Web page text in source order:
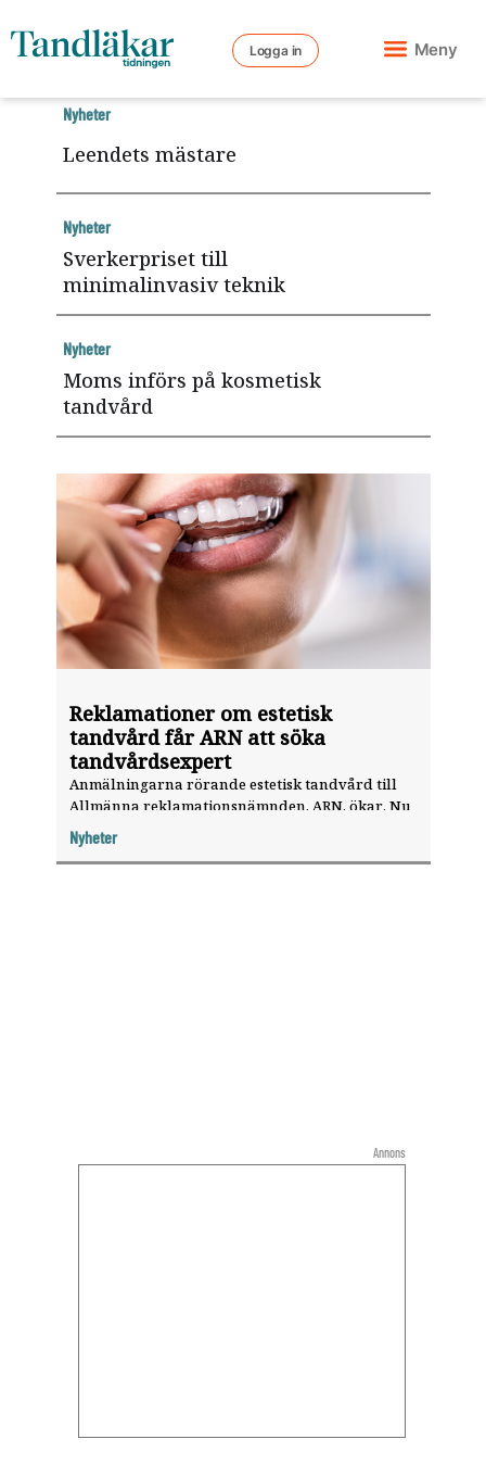
Logga in Meny
Reklamationer om estetisk
tandvård får ARN att söka
tandvårdsexpert
Anmälningarna rörande estetisk tandvård till
Allmänna reklamationsnämnden, ARN, ökar. Nu
vill myndigheten stärka upp handläggningen
inom området. ”Vi vill ha en hög kompetens för
att pröva estetisk tandvård”, säger Marcus
Nyheter
Leendets mästare
Nyheter
Sverkerpriset till
minimalinvasiv teknik
Nyheter
Moms införs på kosmetisk
tandvård
Nyheter
Annons